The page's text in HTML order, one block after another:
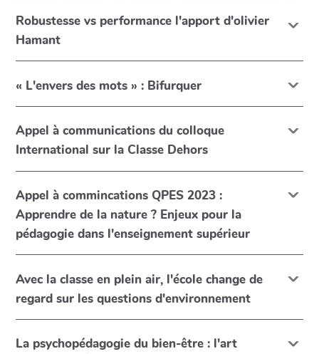
Robustesse vs performance l'apport d'olivier
Hamant
« L'envers des mots » : Bifurquer
Appel à communications du colloque
International sur la Classe Dehors
Appel à commincations QPES 2023 :
Apprendre de la nature ? Enjeux pour la
pédagogie dans l'enseignement supérieur
Avec la classe en plein air, l'école change de
regard sur les questions d'environnement
La psychopédagogie du bien-être : l'art